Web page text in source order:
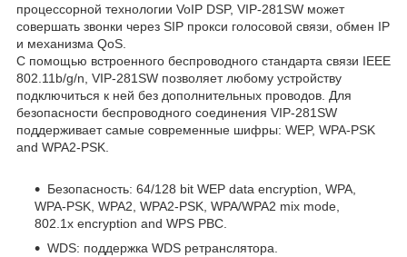
процессорной технологии VoIP DSP, VIP-281SW может
совершать звонки через SIP прокси голосовой связи, обмен IP
и механизма QoS.
C помощью встроенного беспроводного стандарта связи IEEE
802.11b/g/n, VIP-281SW позволяет любому устройству
подключиться к ней без дополнительных проводов. Для
безопасности беспроводного соединения VIP-281SW
поддерживает самые современные шифры: WEP, WPA-PSK
and WPA2-PSK.
Безопасность: 64/128 bit WEP data encryption, WPA,
WPA-PSK, WPA2, WPA2-PSK, WPA/WPA2 mix mode,
802.1x encryption and WPS PBC.
WDS: поддержка WDS ретранслятора.